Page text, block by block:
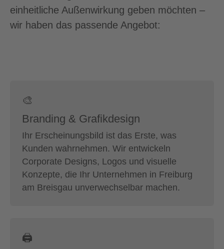
einheitliche Außenwirkung geben möchten –
wir haben das passende Angebot:
🎨
Branding & Grafikdesign
Ihr Erscheinungsbild ist das Erste, was
Kunden wahrnehmen. Wir entwickeln
Corporate Designs, Logos und visuelle
Konzepte, die Ihr Unternehmen in Freiburg
am Breisgau unverwechselbar machen.
🖨